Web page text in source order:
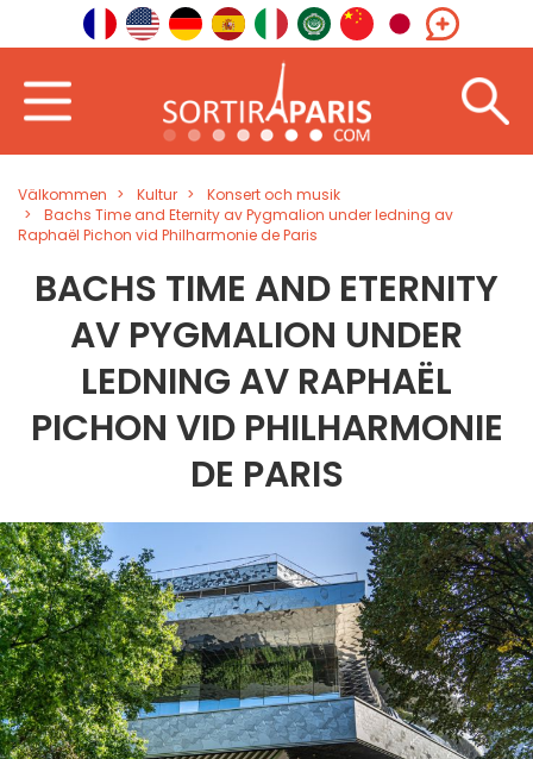
Välkommen Kultur
Konsert och musik
Bachs Time and Eternity av Pygmalion under ledning av
Raphaël Pichon vid Philharmonie de Paris
BACHS TIME AND ETERNITY
AV PYGMALION UNDER
LEDNING AV RAPHAËL
PICHON VID PHILHARMONIE
DE PARIS